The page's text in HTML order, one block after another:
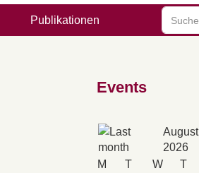
Publikationen
Suchen
Events
August
2026
M T W T